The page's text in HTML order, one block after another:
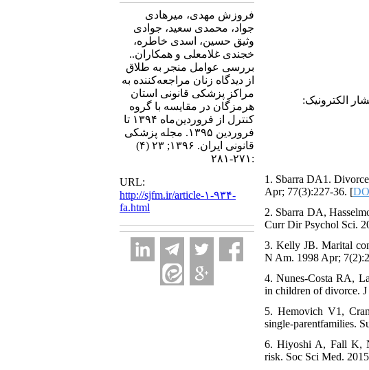
| ویرایش نهایی: 1397/3/5 | پذیرش: 1396/12/12 | انتشار الکترونیک:
1. Sbarra DA1.
Apr; 77(3):227-36. [
2. Sbarra DA,
Curr Dir Psychol Sci.
3. Kelly JB. Marital
N Am. 1998 Apr;
4. Nunes-Costa RA,
in children of divorce.
5. Hemovich V1,
single-parentfamilies.
6. Hiyoshi A, Fall K,
risk. Soc Sci Med.
فروزش مهدی، میرهادی
جواد، محمدی سعید، جوادی
وثیق حسین، اسدی خاطره،
خجندی غلامعلی و همکاران..
بررسی عوامل منجر به طلاق
از دیدگاه زنان مراجعه‌کننده به
مراکز پزشکی قانونی استان
هرمزگان در مقایسه با گروه
کنترل از فروردین‌ماه ۱۳۹۴ تا
فروردین ۱۳۹۵. مجله پزشکی
قانونی ایران. ۱۳۹۶; ۲۳ (۴)
:۲۷۱-۲۸۱
URL:
http://sjfm.ir/article-۱-۹۳۴-
fa.html